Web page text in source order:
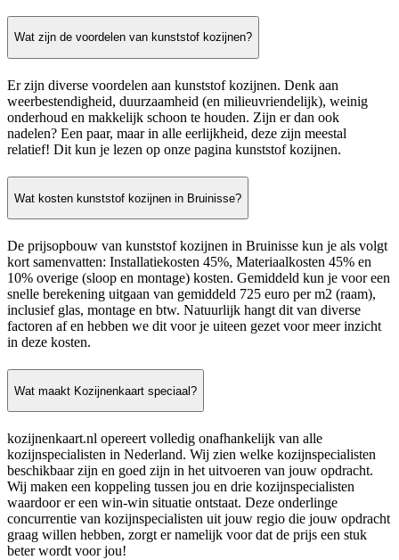
Wat zijn de voordelen van kunststof kozijnen?
Er zijn diverse voordelen aan kunststof kozijnen. Denk aan
weerbestendigheid, duurzaamheid (en milieuvriendelijk), weinig
onderhoud en makkelijk schoon te houden. Zijn er dan ook
nadelen? Een paar, maar in alle eerlijkheid, deze zijn meestal
relatief! Dit kun je lezen op onze pagina kunststof kozijnen.
Wat kosten kunststof kozijnen in Bruinisse?
De prijsopbouw van kunststof kozijnen in Bruinisse kun je als volgt
kort samenvatten: Installatiekosten 45%, Materiaalkosten 45% en
10% overige (sloop en montage) kosten. Gemiddeld kun je voor een
snelle berekening uitgaan van gemiddeld 725 euro per m2 (raam),
inclusief glas, montage en btw. Natuurlijk hangt dit van diverse
factoren af en hebben we dit voor je uiteen gezet voor meer inzicht
in deze kosten.
Wat maakt Kozijnenkaart speciaal?
kozijnenkaart.nl opereert volledig onafhankelijk van alle
kozijnspecialisten in Nederland. Wij zien welke kozijnspecialisten
beschikbaar zijn en goed zijn in het uitvoeren van jouw opdracht.
Wij maken een koppeling tussen jou en drie kozijnspecialisten
waardoor er een win-win situatie ontstaat. Deze onderlinge
concurrentie van kozijnspecialisten uit jouw regio die jouw opdracht
graag willen hebben, zorgt er namelijk voor dat de prijs een stuk
beter wordt voor jou!